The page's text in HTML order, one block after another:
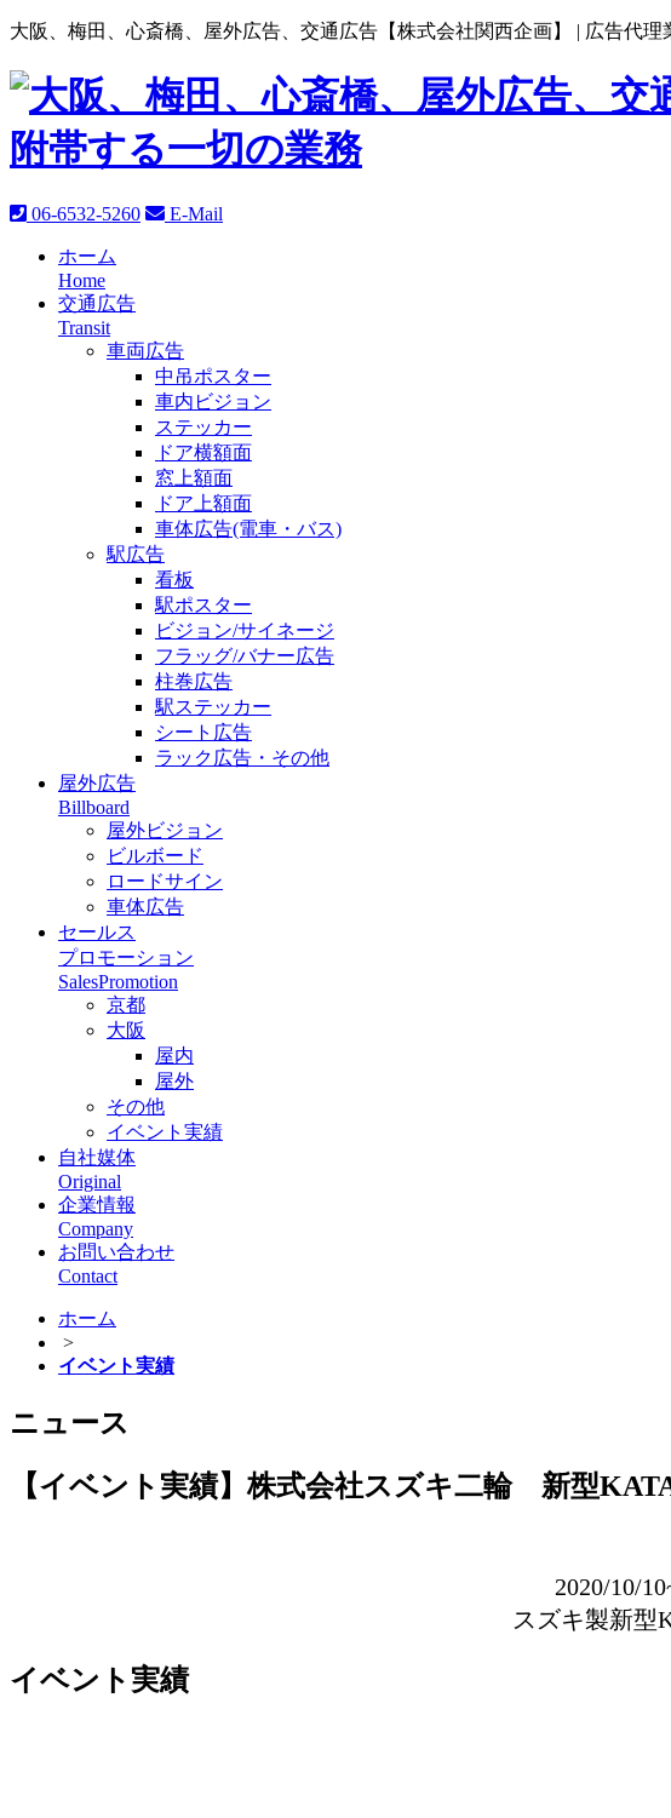
大阪、梅田、心斎橋、屋外広告、交通広告【株式会社関西企画】 | 広告代理
06-6532-5260 E-Mail
ホーム
Home
交通広告
Transit
車両広告
中吊ポスター
車内ビジョン
ステッカー
ドア横額面
窓上額面
ドア上額面
車体広告(電車・バス)
駅広告
看板
駅ポスター
ビジョン/サイネージ
フラッグ/バナー広告
柱巻広告
駅ステッカー
シート広告
ラック広告・その他
屋外広告
Billboard
屋外ビジョン
ビルボード
ロードサイン
車体広告
セールス
プロモーション
SalesPromotion
京都
大阪
屋内
屋外
その他
イベント実績
自社媒体
Original
企業情報
Company
お問い合わせ
Contact
ホーム
>
イベント実績
ニュース
【イベント実績】株式会社スズキ二輪 新型
2020/10/
スズキ製新型
イベント実績